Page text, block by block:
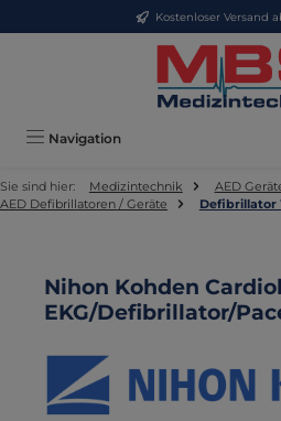
Zum Hauptinhalt springenKostenloser Versand
Navigation
Sie sind hier: Medizintechnik
AED
AED Defibrillatoren / Geräte
Defibrillator
Nihon Kohden
EKG/Defibrillator/